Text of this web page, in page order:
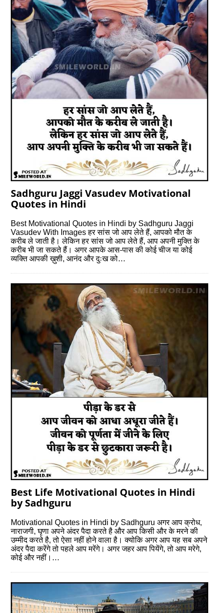
Sadhguru Jaggi Vasudev Motivational
Quotes in Hindi
Best Motivational Quotes in Hindi by Sadhguru Jaggi
Vasudev With Images हर सांस जो आप लेते हैं, आपको मौत के
करीब ले जाती है। लेकिन हर सांस जो आप लेते हैं, आप अपनी मुक्ति के
करीब भी जा सकते हैं। अगर आपके आस-पास की कोई चीज या कोई
व्यक्ति आपकी ख़ुशी, आनंद और दुःख को…
Best Life Motivational Quotes in Hindi
by Sadhguru
Motivational Quotes in Hindi by Sadhguru अगर आप क्रोध,
नाराजगी, घृणा अपने अंदर पैदा करते है और आप किसी और के मरने की
उम्मीद करते है, तो ऐसा नहीं होने वाला है। क्योकि अगर आप यह सब अपने
अंदर पैदा करेंगे तो पहले आप मरेंगे। अगर जहर आप पियेंगे, तो आप मरेगे,
कोई और नहीं।…